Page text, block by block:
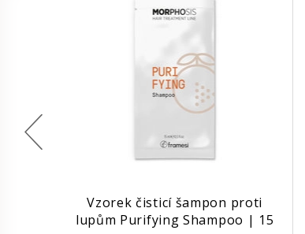
Vzorek čisticí šampon proti
lupům Purifying Shampoo | 15